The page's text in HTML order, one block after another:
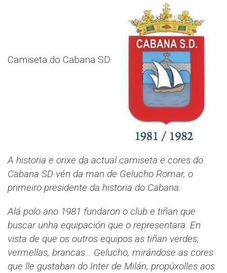
Camiseta do Cabana SD
A historia e orixe da actual camiseta e cores do
Cabana SD vén da man de Gelucho Romar, o
primeiro presidente da historia do Cabana.
Alá polo ano 1981 fundaron o club e tiñan que
buscar unha equipación que o representara. En
vista de que os outros equipos as tiñan verdes,
vermellas, brancas... Gelucho, mirándose as cores
que lle gustaban do Inter de Milán, propúxolles aos